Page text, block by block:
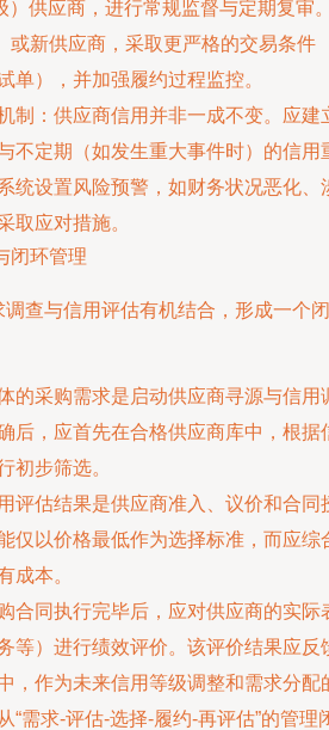
）供应商，进行常规监督与定期复审
或新供应商，采取更严格的交易条件
单），并加强履约过程监控。
制：供应商信用并非一成不变。应建
不定期（如发生重大事件时）的信用
统设置风险预警，如财务状况恶化、
取应对措施。
闭环管理
查与信用评估有机结合，形成一个闭
的采购需求是启动供应商寻源与信用
后，应首先在合格供应商库中，根据
初步筛选。
评估结果是供应商准入、议价和合同
仅以价格最低作为选择标准，而应综
成本。
合同执行完毕后，应对供应商的实际
等）进行绩效评价。该评价结果应反
，作为未来信用等级调整和需求分配
“需求-评估-选择-履约-再评估”的管理